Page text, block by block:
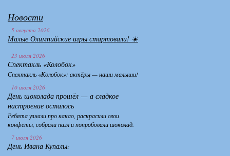
Новости
5 августа 2026
Малые Олимпийские игры стартовали! ☀️
23 июля 2026
Спектакль «Колобок»
Спектакль «Колобок»: актёры — наши малыши!
10 июля 2026
День шоколада прошёл — а сладкое
настроение осталось
Ребята узнали про какао, раскрасили свои
конфеты, собрали пазл и попробовали шоколад.
7 июля 2026
День Ивана Купалы: